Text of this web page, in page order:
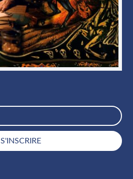
S'INSCRIRE